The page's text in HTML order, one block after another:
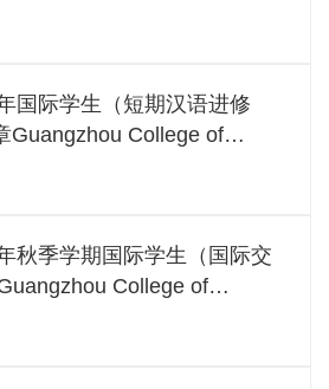
(Undergraduate
国际学生（短期汉语进修
Guangzhou College of
Students (Short-term
秋季学期国际学生（国际交
College of
Students